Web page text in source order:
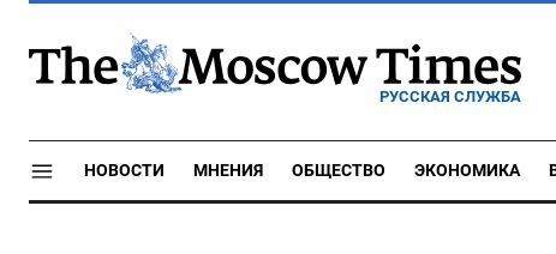
РУССКАЯ СЛУЖБА
НОВОСТИ МНЕНИЯ ОБЩЕСТВО ЭКОНОМИКА